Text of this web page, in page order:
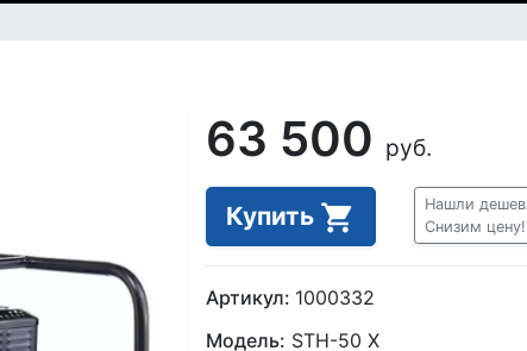
63 500 руб.
Купить
Нашли
Снизим цену!
Артикул: 1000332
Модель: STH-50 X